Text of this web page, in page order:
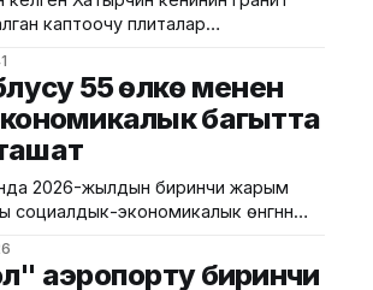
мыйзамсыз
207каптоочу плиталар
басма сөз кызматы билдирди.
бул иштерди Курулушта
республикалык борборунун
башкармалыгы жүргүздү.
шайкештигин текшеришти.
көрүнүшү, абалы, таңгактын
белгиси, ошондой эле
55 өлкө менен
багытта
2026-жылдын биринчи жарым
экономикалык өнүгүүнүн
тууралуу аймактык өкүлчүлүктөн
аэропорту биринчи